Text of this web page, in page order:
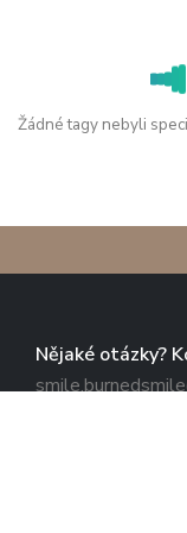
Žádné tagy nebyli
Nějaké otázky?